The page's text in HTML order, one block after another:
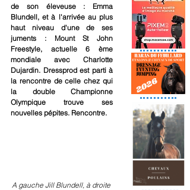
de son éleveuse : Emma
Blundell, et à l'arrivée au plus
haut niveau d'une de ses
juments : Mount St John
Freestyle, actuelle 6 ème
mondiale avec Charlotte
Dujardin. Dressprod est parti à
la rencontre de celle chez qui
la double Championne
Olympique trouve ses
nouvelles pépites. Rencontre.
A gauche Jill Blundell, à droite